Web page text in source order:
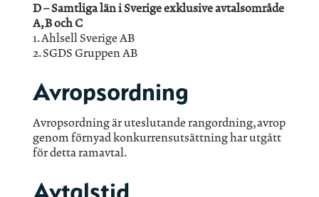
D – Samtliga län i Sverige exklusive avtalsområde
A, B och C
1. Ahlsell Sverige AB
2. SGDS Gruppen AB
Avropsordning
Avropsordning är uteslutande rangordning, avrop
genom förnyad konkurrensutsättning har utgått
för detta ramavtal.
Avtalstid